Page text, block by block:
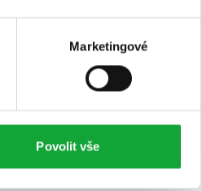
Marketingové
Povolit vše